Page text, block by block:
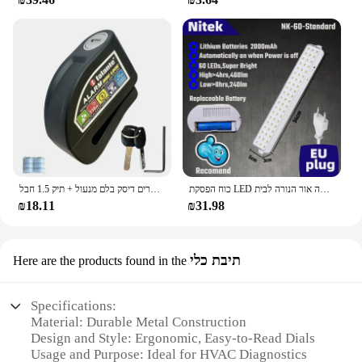
עמיד למים אופנוע נעילת אופניים אבטחה נגד גניבה מנעול אופנוע הרים אופני הרים דיסק בלם מנעול + תיק 1.5 חבל
₪18.11
כוח הפסקת LED חירום אור נייד קיר-רכוב נטענת אוטומטי עבודה פנס אור הסוללה אור הנורה לבית
₪31.98
Here are the products found in the תיבת כלי
Specifications:
Material: Durable Metal Construction
Design and Style: Ergonomic, Easy-to-Read Dials
Usage and Purpose: Ideal for HVAC Diagnostics